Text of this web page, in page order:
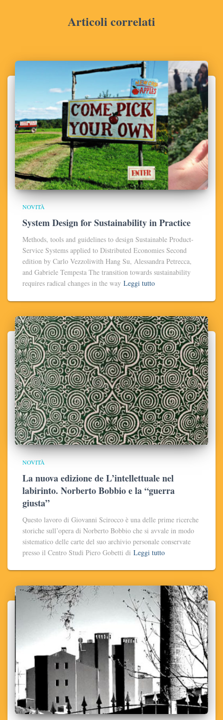
Articoli correlati
NOVITÀ
System Design for Sustainability in Practice
Methods, tools and guidelines to design Sustainable Product-
Service Systems applied to Distributed Economies Second
edition by Carlo Vezzoliwith Hang Su, Alessandra Petrecca,
and Gabriele Tempesta The transition towards sustainability
requires radical changes in the way Leggi tutto
NOVITÀ
La nuova edizione de L’intellettuale nel
labirinto. Norberto Bobbio e la “guerra
giusta”
Questo lavoro di Giovanni Scirocco è una delle prime ricerche
storiche sull’opera di Norberto Bobbio che si avvale in modo
sistematico delle carte del suo archivio personale conservate
presso il Centro Studi Piero Gobetti di Leggi tutto